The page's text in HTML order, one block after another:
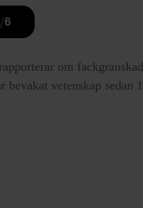
för
Du gör den
förklaringar, både i
6
rapporterar om
bevakat vetenskap sedan